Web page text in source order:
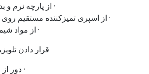
· از پارچه نرم و
· از اسپری تمیزکننده مستقیم
· از مواد
قرار دادن
· دور